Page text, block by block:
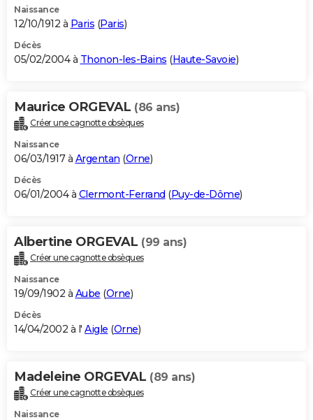
Naissance
12/10/1912 à Paris (Paris)
Décès
05/02/2004 à Thonon-les-Bains (Haute-Savoie)
Maurice ORGEVAL (86 ans)
Créer une cagnotte obsèques
Naissance
06/03/1917 à Argentan (Orne)
Décès
06/01/2004 à Clermont-Ferrand (Puy-de-Dôme)
Albertine ORGEVAL (99 ans)
Créer une cagnotte obsèques
Naissance
19/09/1902 à Aube (Orne)
Décès
14/04/2002 à l' Aigle (Orne)
Madeleine ORGEVAL (89 ans)
Créer une cagnotte obsèques
Naissance